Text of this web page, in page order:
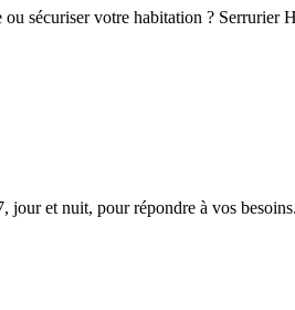
sécuriser votre habitation ? Serrurier
jour et nuit, pour répondre à vos besoins.